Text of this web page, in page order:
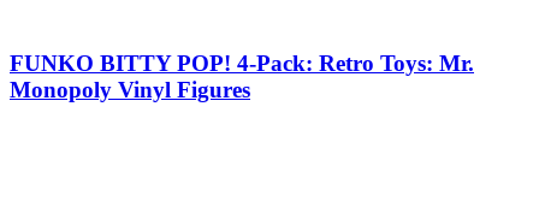
FUNKO BITTY POP! 4-Pack: Retro Toys: Mr.
Monopoly Vinyl Figures